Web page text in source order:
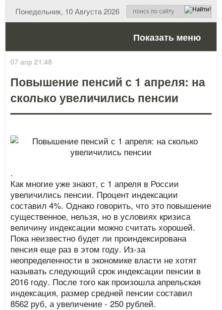
Понедельник, 10 Августа 2026
Показать меню
07 апр 21:48
Повышение пенсий с 1 апреля: на
сколько увеличились пенсии
.
Как многие уже знают, с 1 апреля в России
увеличились пенсии. Процент индексации
составил 4%. Однако говорить, что это повышение
существенное, нельзя, но в условиях кризиса
величину индексации можно считать хорошей.
Пока неизвестно будет ли проиндексирована
пенсия еще раз в этом году. Из-за
неопределенности в экономике власти не хотят
называть следующий срок индексации пенсии в
2016 году. После того как произошла апрельская
индексация, размер средней пенсии составил
8562 руб, а увеличение - 250 рублей.